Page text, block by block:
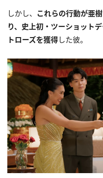
しかし、 これらの行動が亜
り、史上初・ツーショット
トローズを獲得した彼。